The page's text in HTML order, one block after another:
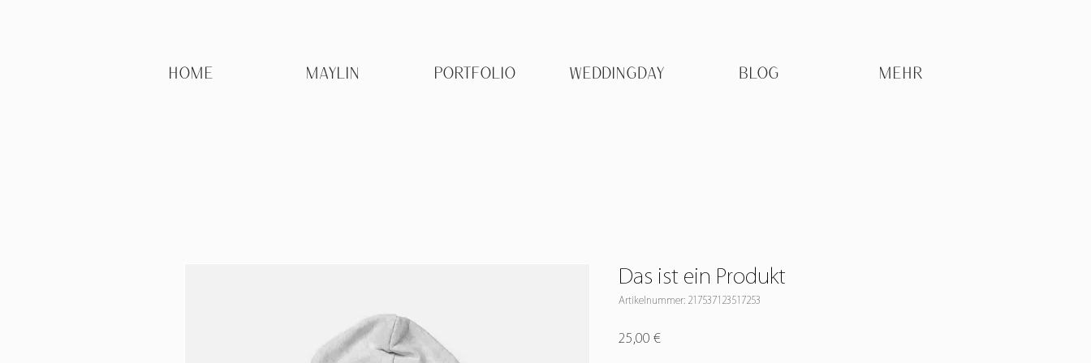
HOME MAYLIN PORTFOLIO WEDDINGDAY BLOG MEHR
Das ist ein Produkt
Artikelnummer: 217537123517253
25,00 €Preis